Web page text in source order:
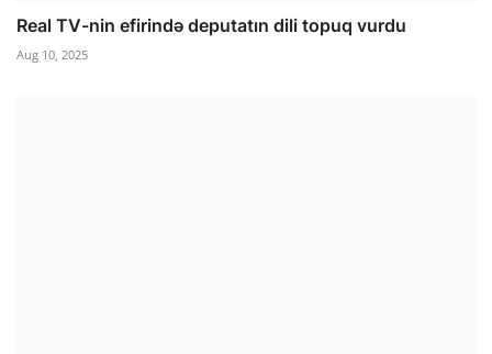
Real TV-nin efirində deputatın dili topuq vurdu
Aug 10, 2025